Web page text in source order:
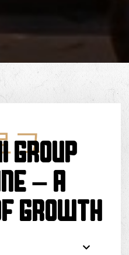
그
GROUP
– A
GROWTH